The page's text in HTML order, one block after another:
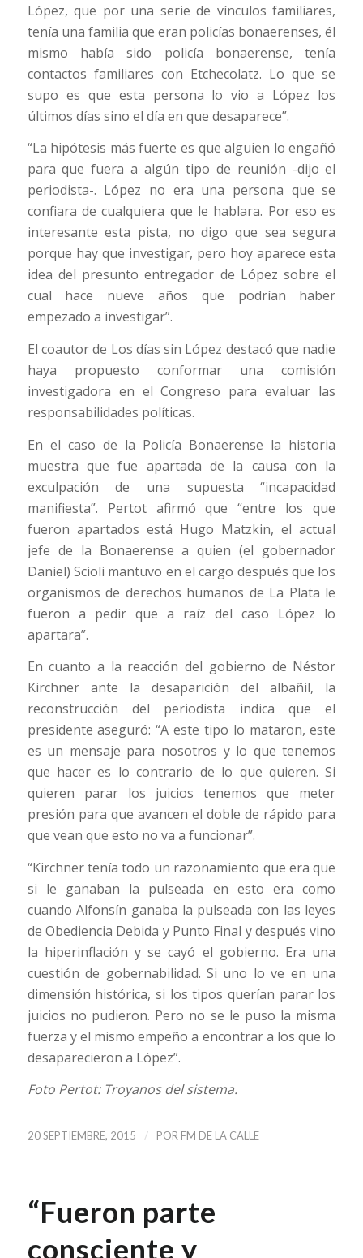
López, que por una serie de vínculos familiares,
tenía una familia que eran policías bonaerenses, él
mismo había sido policía bonaerense, tenía
contactos familiares con Etchecolatz. Lo que se
supo es que esta persona lo vio a López los
últimos días sino el día en que desaparece”.
“La hipótesis más fuerte es que alguien lo engañó
para que fuera a algún tipo de reunión -dijo el
periodista-. López no era una persona que se
confiara de cualquiera que le hablara. Por eso es
interesante esta pista, no digo que sea segura
porque hay que investigar, pero hoy aparece esta
idea del presunto entregador de López sobre el
cual hace nueve años que podrían haber
empezado a investigar”.
El coautor de Los días sin López destacó que nadie
haya propuesto conformar una comisión
investigadora en el Congreso para evaluar las
responsabilidades políticas.
En el caso de la Policía Bonaerense la historia
muestra que fue apartada de la causa con la
exculpación de una supuesta “incapacidad
manifiesta”. Pertot afirmó que “entre los que
fueron apartados está Hugo Matzkin, el actual
jefe de la Bonaerense a quien (el gobernador
Daniel) Scioli mantuvo en el cargo después que los
organismos de derechos humanos de La Plata le
fueron a pedir que a raíz del caso López lo
apartara”.
En cuanto a la reacción del gobierno de Néstor
Kirchner ante la desaparición del albañil, la
reconstrucción del periodista indica que el
presidente aseguró: “A este tipo lo mataron, este
es un mensaje para nosotros y lo que tenemos
que hacer es lo contrario de lo que quieren. Si
quieren parar los juicios tenemos que meter
presión para que avancen el doble de rápido para
que vean que esto no va a funcionar”.
“Kirchner tenía todo un razonamiento que era que
si le ganaban la pulseada en esto era como
cuando Alfonsín ganaba la pulseada con las leyes
de Obediencia Debida y Punto Final y después vino
la hiperinflación y se cayó el gobierno. Era una
cuestión de gobernabilidad. Si uno lo ve en una
dimensión histórica, si los tipos querían parar los
juicios no pudieron. Pero no se le puso la misma
fuerza y el mismo empeño a encontrar a los que lo
desaparecieron a López”.
Foto Pertot: Troyanos del sistema.
20 SEPTIEMBRE, 2015 / POR FM DE LA CALLE
“Fueron parte
consciente y